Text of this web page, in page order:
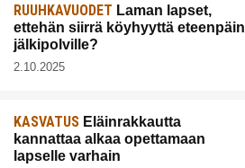
RUUHKAVUODET Laman lapset,
ettehän siirrä köyhyyttä eteenpäin
jälkipolville?
2.10.2025
KASVATUS Eläinrakkautta
kannattaa alkaa opettamaan
lapselle varhain